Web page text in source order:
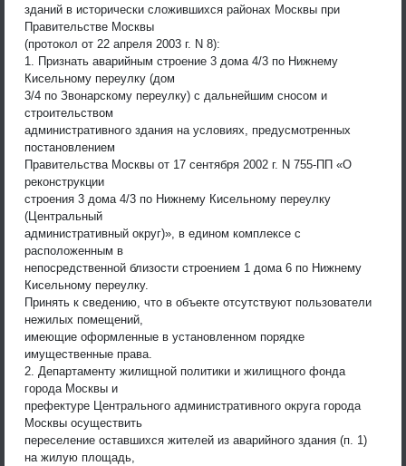
зданий в исторически сложившихся районах Москвы при
Правительстве Москвы
(протокол от 22 апреля 2003 г. N 8):
1. Признать аварийным строение 3 дома 4/3 по Нижнему
Кисельному переулку (дом
3/4 по Звонарскому переулку) с дальнейшим сносом и
строительством
административного здания на условиях, предусмотренных
постановлением
Правительства Москвы от 17 сентября 2002 г. N 755-ПП «О
реконструкции
строения 3 дома 4/3 по Нижнему Кисельному переулку
(Центральный
административный округ)», в едином комплексе с
расположенным в
непосредственной близости строением 1 дома 6 по Нижнему
Кисельному переулку.
Принять к сведению, что в объекте отсутствуют пользователи
нежилых помещений,
имеющие оформленные в установленном порядке
имущественные права.
2. Департаменту жилищной политики и жилищного фонда
города Москвы и
префектуре Центрального административного округа города
Москвы осуществить
переселение оставшихся жителей из аварийного здания (п. 1)
на жилую площадь,